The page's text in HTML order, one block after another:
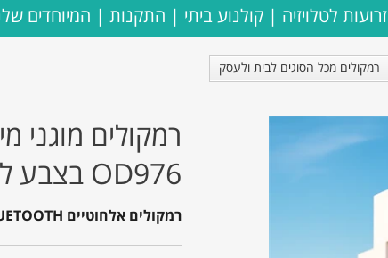
זרועות לטלויזיה קולנוע ביתי התקנות המיוחדים
רמקולים מכל הסוגים לבית ולעסק
OD976 בצבע לבן
רמקולים אלחוטיים BLUETOOTH מוגני מים